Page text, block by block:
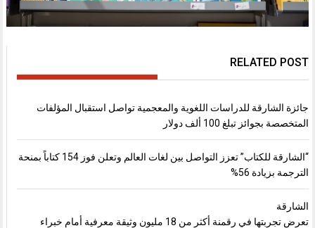
RELATED POST
جائزة الشارقة للدراسات اللغوية والمعجمية تواصل استقبال المؤلفات
المتخصصة بجوائز تبلغ 100 ألف دولار
“الشارقة للكتاب” تعزز التواصل بين لغات العالم وتعلن فوز 154 كتاباً بمنحة
الترجمة بزيادة 56%
الشارقة
تعرض تجربتها في رقمنة أكثر من 18 مليون وثيقة معرفية أمام خبراء